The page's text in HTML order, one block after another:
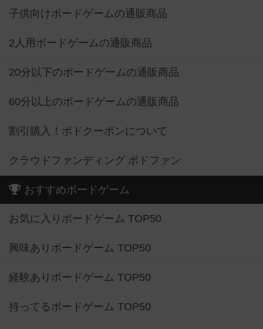
子供向けボードゲームの通販商品
2人用ボードゲームの通販商品
20分以下のボードゲームの通販商品
60分以上のボードゲームの通販商品
割引購入！ボドクーポンについて
クラウドファンディング ボドファン
おすすめボードゲーム
お気に入りボードゲーム TOP50
興味ありボードゲーム TOP50
経験ありボードゲーム TOP50
持ってるボードゲーム TOP50